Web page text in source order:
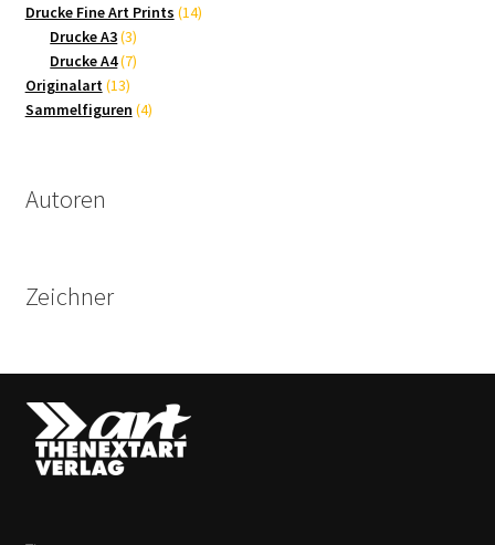
Drucke Fine Art Prints 1414
Drucke A3 33
Produkte
Drucke A4 77
Originalart 1313
Produkte
Sammelfiguren 44
Autoren
Zeichner